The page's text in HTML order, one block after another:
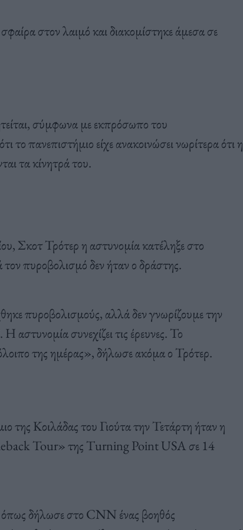
στον λαιμό και διακομίστηκε άμεσα σε
σύμφωνα με εκπρόσωπο του
πανεπιστήμιο είχε ανακοινώσει νωρίτερα ότι η
τα κίνητρά του.
Σκοτ Τρότερ η αστυνομία κατέληξε στο
πυροβολισμό δεν ήταν ο δράστης.
πυροβολισμούς, αλλά δεν γνωρίζουμε την
συνεχίζει τις έρευνες. Το
της ημέρας», δήλωσε ακόμα ο Τρότερ.
Κοιλάδας του Γιούτα την Τετάρτη ήταν η
Tour» της Turning Point USA σε 14
όπως δήλωσε στο CNN ένας βοηθός